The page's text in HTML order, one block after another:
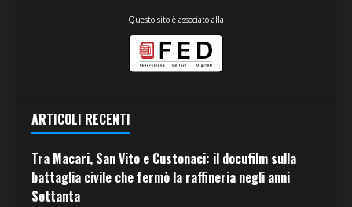
Questo sito è associato alla
ARTICOLI RECENTI
Tra Macari, San Vito e Custonaci: il docufilm sulla
battaglia civile che fermò la raffineria negli anni
Settanta